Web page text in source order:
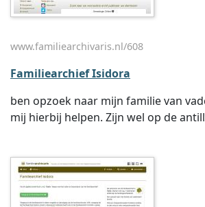
www.familiearchivaris.nl/608
Familiearchief Isidora
ben opzoek naar mijn familie van
mij hierbij helpen. Zijn wel op de